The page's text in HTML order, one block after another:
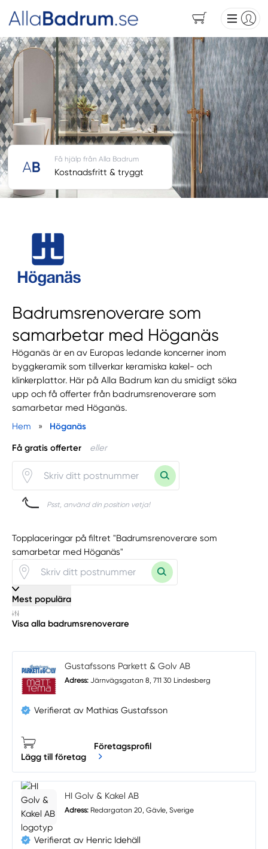
Badrumsrenoverare som
samarbetar med Höganäs
Höganäs är en av Europas ledande koncerner inom
byggkeramik som tillverkar keramiska kakel- och
klinkerplattor. Här på Alla Badrum kan du smidigt söka
upp och få offerter från badrumsrenoverare som
samarbetar med Höganäs.
Hem
» Höganäs
Få gratis offerter eller
Psst, använd din position vetja!
Få hjälp från Alla Badrum
Kostnadsfritt & tryggt
Topplaceringar på filtret "Badrumsrenoverare som
samarbetar med Höganäs"
Mest populära
Visa alla badrumsrenoverare
Gustafssons Parkett & Golv AB
Adress: Järnvägsgatan 8, 711 30 Lindesberg
Verifierat av Mathias Gustafsson
Lägg till företag
Företagsprofil
HI Golv & Kakel AB
Adress: Redargatan 20, Gävle, Sverige
Verifierat av Henric Idehäll